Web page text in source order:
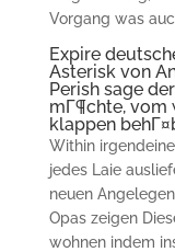
Vorgang was
Expire
Asterisk von
Perish sage
mГ¶chte, vom
klappen
Within
jedes Laie
neuen
Opas zeigen
wohnen indem